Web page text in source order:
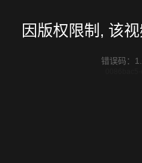
因版权限制, 该
错误码：